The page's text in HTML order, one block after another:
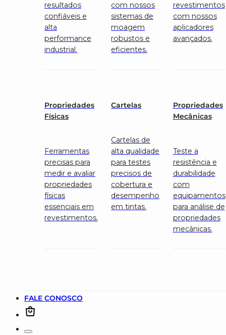
resultados
confiáveis e
alta
performance
industrial.
com nossos
sistemas de
moagem
robustos e
eficientes.
revestimentos
com nossos
aplicadores
avançados.
Propriedades
Físicas
Ferramentas
precisas para
medir e avaliar
propriedades
físicas
essenciais em
revestimentos.
Cartelas
Cartelas de
alta qualidade
para testes
precisos de
cobertura e
desempenho
em tintas.
Propriedades
Mecânicas
Teste a
resistência e
durabilidade
com
equipamentos
para análise de
propriedades
mecânicas.
FALE CONOSCO